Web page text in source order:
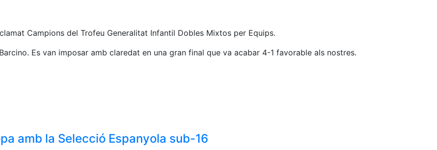
Campions del Trofeu Generalitat Infantil Dobles Mixtos per Equips.
Es van imposar amb claredat en una gran final que va acabar 4-1 favorable als nostres.
amb la Selecció Espanyola sub-16